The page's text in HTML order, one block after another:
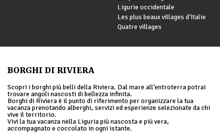
Ligurie occidentale
Les plus beaux villages d’Italie
Quatre villages
BORGHI DI RIVIERA
Scopri i borghi più belli della Riviera. Dal mare all’entroterra potrai
trovare angoli nascosti di bellezza infinita.
Borghi di Riviera è il punto di riferimento per organizzare la tua
vacanza prenotando alberghi, servizi ed esperienze selezionate da chi
vive il territorio.
Vivi la tua vacanza nella Liguria più nascosta e più vera,
accompagnato e coccolato in ogni istante.